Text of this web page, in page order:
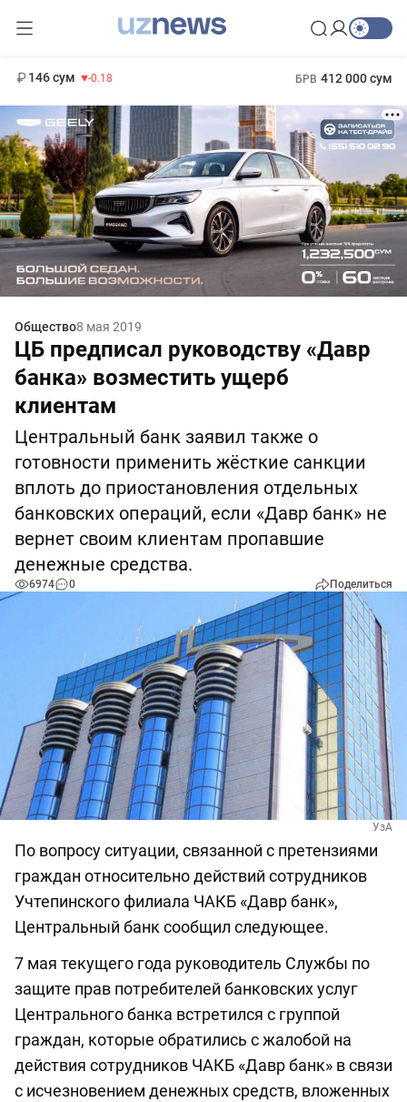
146 сум -0.18 БРВ 412 000 сум
Общество8 мая 2019
ЦБ предписал руководству «Давр
банка» возместить ущерб
клиентам
Центральный банк заявил также о
готовности применить жёсткие санкции
вплоть до приостановления отдельных
банковских операций, если «Давр банк» не
вернет своим клиентам пропавшие
денежные средства.
6974 0 Поделиться
УзА
По вопросу ситуации, связанной с претензиями
граждан относительно действий сотрудников
Учтепинского филиала ЧАКБ «Давр банк»,
Центральный банк сообщил следующее.
7 мая текущего года руководитель Службы по
защите прав потребителей банковских услуг
Центрального банка встретился с группой
граждан, которые обратились с жалобой на
действия сотрудников ЧАКБ «Давр банк» в связи
с исчезновением денежных средств, вложенных